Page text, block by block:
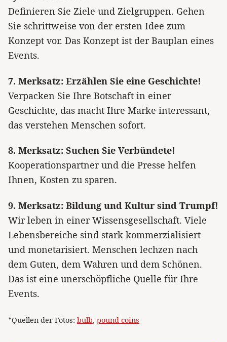
Definieren Sie Ziele und Zielgruppen. Gehen
Sie schrittweise von der ersten Idee zum
Konzept vor. Das Konzept ist der Bauplan eines
Events.
7. Merksatz: Erzählen Sie eine Geschichte!
Verpacken Sie Ihre Botschaft in einer
Geschichte, das macht Ihre Marke interessant,
das verstehen Menschen sofort.
8. Merksatz: Suchen Sie Verbündete!
Kooperationspartner und die Presse helfen
Ihnen, Kosten zu sparen.
9. Merksatz: Bildung und Kultur sind Trumpf!
Wir leben in einer Wissensgesellschaft. Viele
Lebensbereiche sind stark kommerzialisiert
und monetarisiert. Menschen lechzen nach
dem Guten, dem Wahren und dem Schönen.
Das ist eine unerschöpfliche Quelle für Ihre
Events.
*Quellen der Fotos: bulb, pound coins